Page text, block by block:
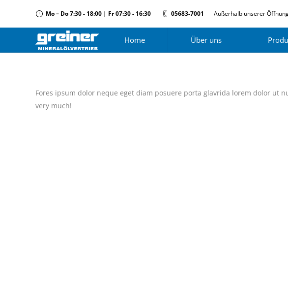
Mo – Do 7:30 - 18:00 | Fr 07:30 - 16:30 05683-7001 Außerhalb unserer
Home Über uns
Fores ipsum dolor neque eget diam posuere porta glavrida lorem dolor ut
very much!